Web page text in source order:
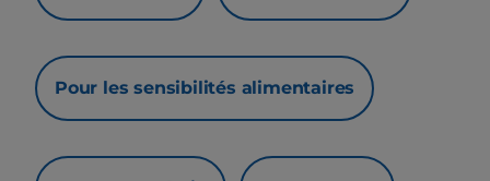
Pour les sensibilités alimentaires